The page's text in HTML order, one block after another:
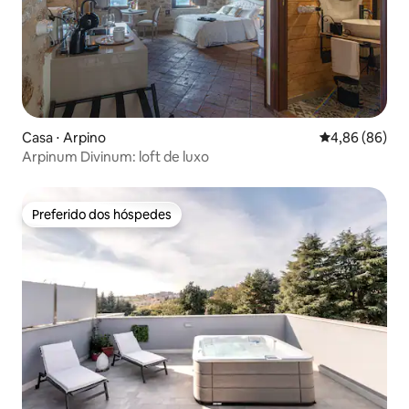
Casa ⋅ Arpino 4,86 de uma
4,86 (86)
Arpinum Divinum: loft de luxo
Preferido dos hóspedes
Preferido dos hóspedes